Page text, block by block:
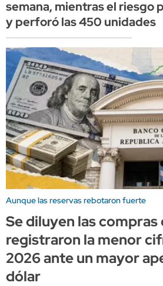
semana, mientras el riesgo
y perforó las 450 unidades
Aunque las reservas rebotaron fuerte
Se diluyen las compras
registraron la menor
2026 ante un mayor
dólar